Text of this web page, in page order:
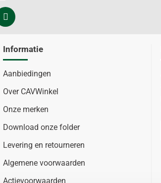
Informatie
Aanbiedingen
Over CAVWinkel
Onze merken
Download onze folder
Levering en retourneren
Algemene voorwaarden
Actievoorwaarden